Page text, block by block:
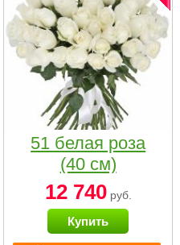
51 белая роза
(40 см)
12 740руб.
Купить